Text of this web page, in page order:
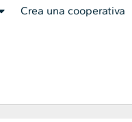
Crea una cooperativa